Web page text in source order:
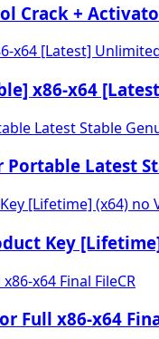
Crack +
x86-x64
Latest
Key
Full x86-x64